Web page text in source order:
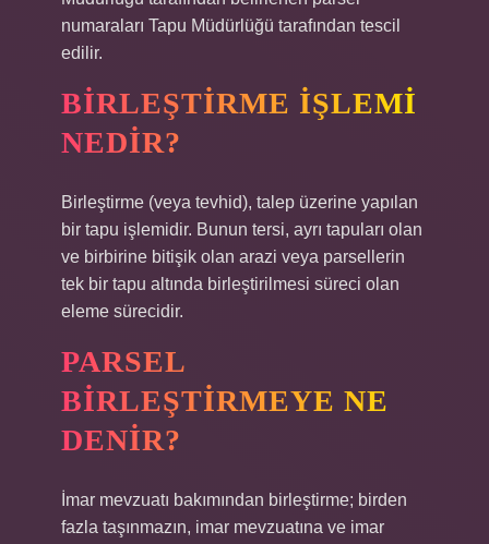
numaraları Tapu Müdürlüğü tarafından tescil
edilir.
BIRLEŞTIRME IŞLEMI
NEDIR?
Birleştirme (veya tevhid), talep üzerine yapılan
bir tapu işlemidir. Bunun tersi, ayrı tapuları olan
ve birbirine bitişik olan arazi veya parsellerin
tek bir tapu altında birleştirilmesi süreci olan
eleme sürecidir.
PARSEL
BIRLEŞTIRMEYE NE
DENIR?
İmar mevzuatı bakımından birleştirme; birden
fazla taşınmazın, imar mevzuatına ve imar